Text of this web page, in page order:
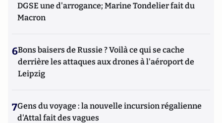
DGSE une d'arrogance; Marine Tondelier fait du
Macron
6Bons baisers de Russie ? Voilà ce qui se cache
derrière les attaques aux drones à l'aéroport de
Leipzig
7Gens du voyage : la nouvelle incursion régalienne
d'Attal fait des vagues